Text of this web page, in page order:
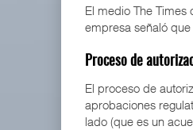
El medio The
empresa señaló
Proceso de
El proceso de
aprobaciones
lado (que es un